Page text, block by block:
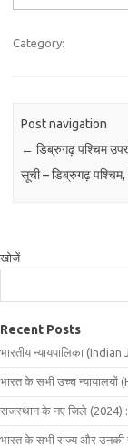
Category:
Post navigation
← डिब्रुगढ़ पश्चिम
सूची – डिब्रुगढ़
खोजें
Recent Posts
भारतीय न्यायपालिका
भारत के सभी उच्च न्यायालयों
राजस्थान के नए जिले (2024) :
भारत के सभी राज्य और उनकी